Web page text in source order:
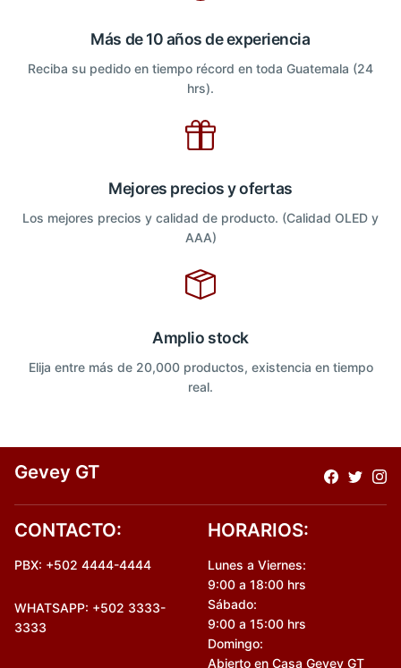
Más de 10 años de experiencia
Reciba su pedido en tiempo récord en toda Guatemala (24
hrs).
Mejores precios y ofertas
Los mejores precios y calidad de producto. (Calidad OLED y
AAA)
Amplio stock
Elija entre más de 20,000 productos, existencia en tiempo
real.
Gevey GT
CONTACTO:
PBX: +502 4444-4444
WHATSAPP: +502 3333-
3333
HORARIOS:
Lunes a Viernes:
9:00 a 18:00 hrs
Sábado:
9:00 a 15:00 hrs
Domingo:
Abierto en Casa Gevey GT